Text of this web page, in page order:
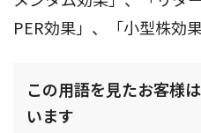
PER効果」、「小型株効
この用語を見たお客様
います